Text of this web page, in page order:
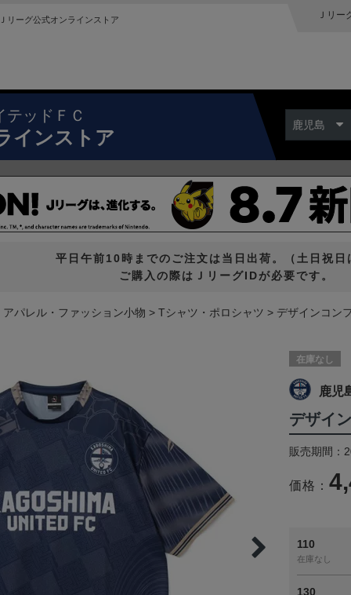
リーグ公式オンラインストア Ｊリー
テッドＦＣ
インストア
鹿児島
平日午前10時までのご注文は当日出荷。（土日祝日
ご購入の際はＪリーグIDが必要です。
アパレル・ファッション小物 Tシャツ・ポロシャツ デザインコン
在庫なし
鹿児
デザイ
販売期間：
価格：
110
在庫なし
130